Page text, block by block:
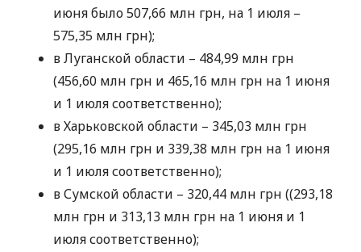
июня было 507,66 млн грн, на 1 июля –
575,35 млн грн);
в Луганской области – 484,99 млн грн
(456,60 млн грн и 465,16 млн грн на 1 июня
и 1 июля соответственно);
в Харьковской области – 345,03 млн грн
(295,16 млн грн и 339,38 млн грн на 1 июня
и 1 июля соответственно);
в Сумской области – 320,44 млн грн ((293,18
млн грн и 313,13 млн грн на 1 июня и 1
июля соответственно);